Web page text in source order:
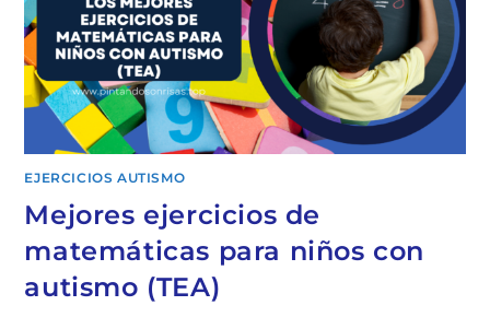
EJERCICIOS AUTISMO
Mejores ejercicios de
matemáticas para niños con
autismo (TEA)